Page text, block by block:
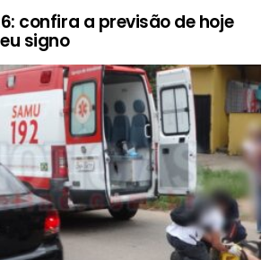
confira a previsão de hoje
signo